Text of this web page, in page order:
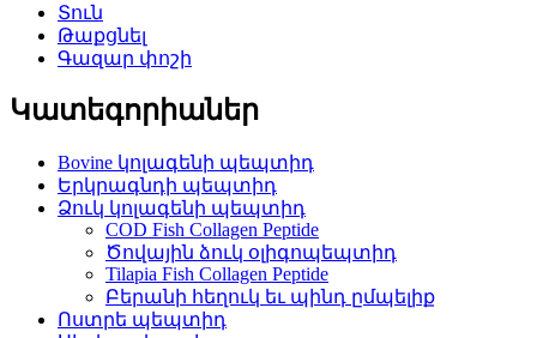
Տուն
Թաքցնել
Գազար փոշի
Կատեգորիաներ
Bovine կոլագենի պեպտիդ
Երկրագնդի պեպտիդ
Ձուկ կոլագենի պեպտիդ
COD Fish Collagen Peptide
Ծովային ձուկ օլիգոպեպտիդ
Tilapia Fish Collagen Peptide
Բերանի հեղուկ եւ պինդ ըմպելիք
Ոստրե պեպտիդ